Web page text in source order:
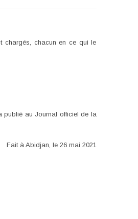
chargés, chacun en ce qui le
publié au Journal officiel de la
Fait à Abidjan, le 26 mai 2021